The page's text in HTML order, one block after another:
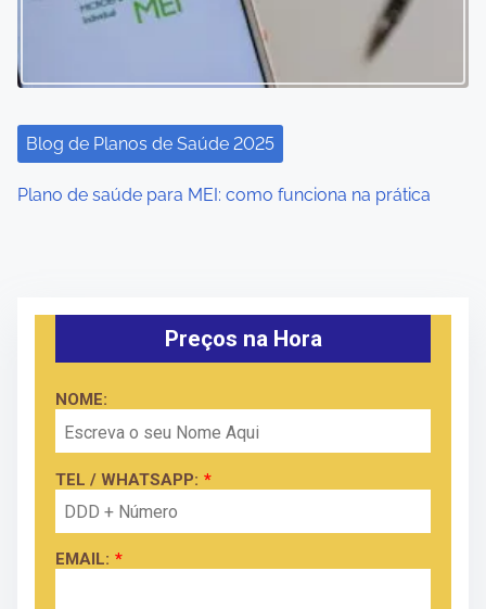
Blog de Planos de Saúde 2025
Plano de saúde para MEI: como funciona na prática